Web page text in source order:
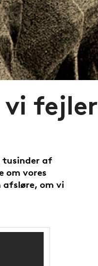
vi fejler
tusinder af
om vores
afsløre, om vi